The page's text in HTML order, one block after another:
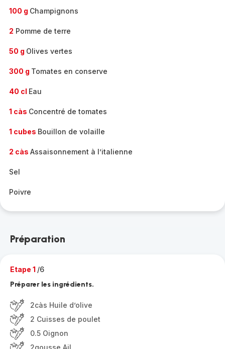
100 g Champignons
2 Pomme de terre
50 g Olives vertes
300 g Tomates en conserve
40 cl Eau
1 càs Concentré de tomates
1 cubes Bouillon de volaille
2 càs Assaisonnement à l’italienne
Sel
Poivre
Préparation
Etape 1 /6
Préparer les ingrédients.
2càs Huile d’olive
2 Cuisses de poulet
0.5 Oignon
2gousse Ail